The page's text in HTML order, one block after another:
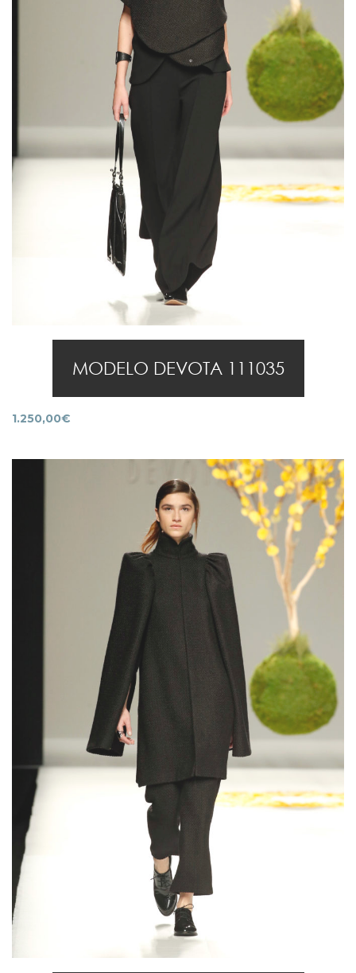
MODELO DEVOTA 111035
1.250,00€